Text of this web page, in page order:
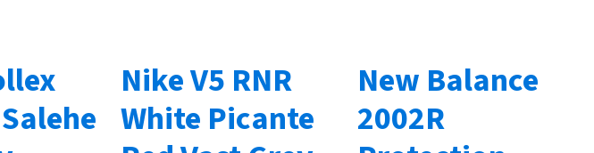
Nike V5 RNR
White Picante
New Balance
2002R